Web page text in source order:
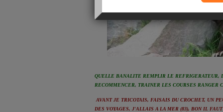
QUELLE BANALITE REMPLIR LE REFRIGERATEUR,
RECOMMENCER, TRAINER LES COURSES RANGER
AVANT JE TRICOTAIS, FAISAIS DU CROCHET, UN
DES VOYAGES, J'ALLAIS A LA MER (83), BON IL